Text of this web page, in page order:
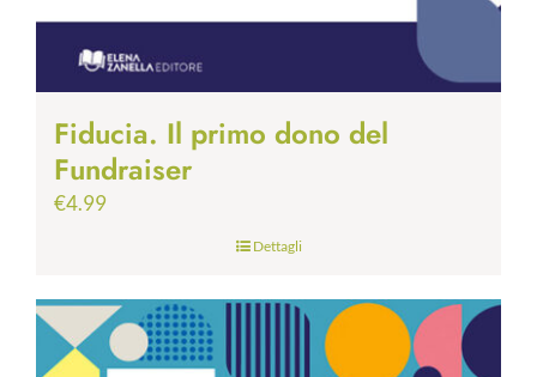
Fiducia. Il primo dono del
Fundraiser
€4.99
Dettagli